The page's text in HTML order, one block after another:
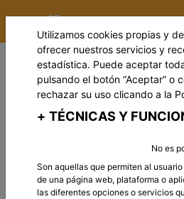
Utilizamos cookies propias y
ofrecer nuestros servicios y
estadística. Puede aceptar
pulsando el botón “Aceptar” o
rechazar su uso clicando a la
+ TÉCNICAS Y
No es
Son aquellas que permiten al
de una página web, plataforma o
las diferentes opciones o servicios